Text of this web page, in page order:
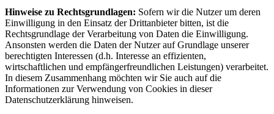
Hinweise zu Rechtsgrundlagen: Sofern wir die Nutzer um deren
Einwilligung in den Einsatz der Drittanbieter bitten, ist die
Rechtsgrundlage der Verarbeitung von Daten die Einwilligung.
Ansonsten werden die Daten der Nutzer auf Grundlage unserer
berechtigten Interessen (d.h. Interesse an effizienten,
wirtschaftlichen und empfängerfreundlichen Leistungen) verarbeitet.
In diesem Zusammenhang möchten wir Sie auch auf die
Informationen zur Verwendung von Cookies in dieser
Datenschutzerklärung hinweisen.